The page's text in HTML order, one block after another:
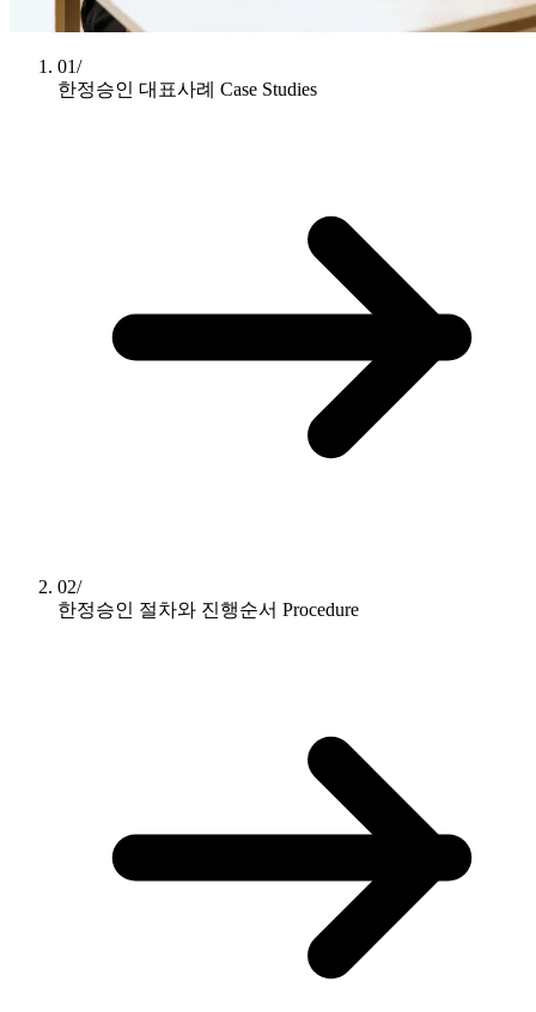
01/
한정승인 대표사례 Case Studies
02/
한정승인 절차와 진행순서 Procedure